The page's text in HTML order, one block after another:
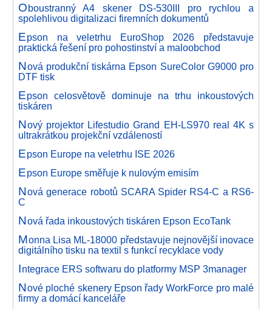
Oboustranný A4 skener DS-530III pro rychlou a
spolehlivou digitalizaci firemních dokumentů
Epson na veletrhu EuroShop 2026 představuje
praktická řešení pro pohostinství a maloobchod
Nová produkční tiskárna Epson SureColor G9000 pro
DTF tisk
Epson celosvětově dominuje na trhu inkoustových
tiskáren
Nový projektor Lifestudio Grand EH-LS970 real 4K s
ultrakrátkou projekční vzdáleností
Epson Europe na veletrhu ISE 2026
Epson Europe směřuje k nulovým emisím
Nová generace robotů SCARA Spider RS4-C a RS6-
C
Nová řada inkoustových tiskáren Epson EcoTank
Monna Lisa ML-18000 představuje nejnovější inovace
digitálního tisku na textil s funkcí recyklace vody
Integrace ERS softwaru do platformy MSP 3manager
Nové ploché skenery Epson řady WorkForce pro malé
firmy a domácí kanceláře